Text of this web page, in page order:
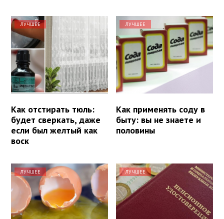
ЛУЧШЕЕ
Как отстирать тюль:
будет сверкать, даже
если был желтый как
воск
ЛУЧШЕЕ
Как применять соду в
быту: вы не знаете и
половины
ЛУЧШЕЕ ЛУЧШЕЕ